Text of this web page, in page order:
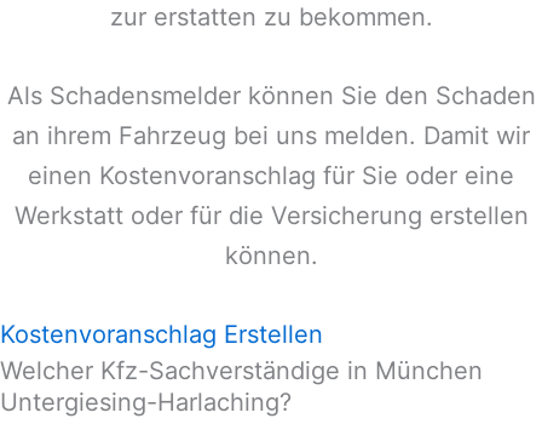
zur erstatten zu bekommen.
Als Schadensmelder können Sie den Schaden
an ihrem Fahrzeug bei uns melden. Damit wir
einen Kostenvoranschlag für Sie oder eine
Werkstatt oder für die Versicherung erstellen
können.
Kostenvoranschlag Erstellen
Welcher Kfz-Sachverständige in München
Untergiesing-Harlaching?